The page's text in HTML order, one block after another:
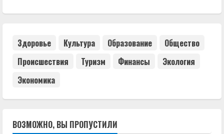
Здоровье Культура Образование
Общество
Происшествия
Туризм Финансы
Экология
Экономика
ВОЗМОЖНО, ВЫ ПРОПУСТИЛИ